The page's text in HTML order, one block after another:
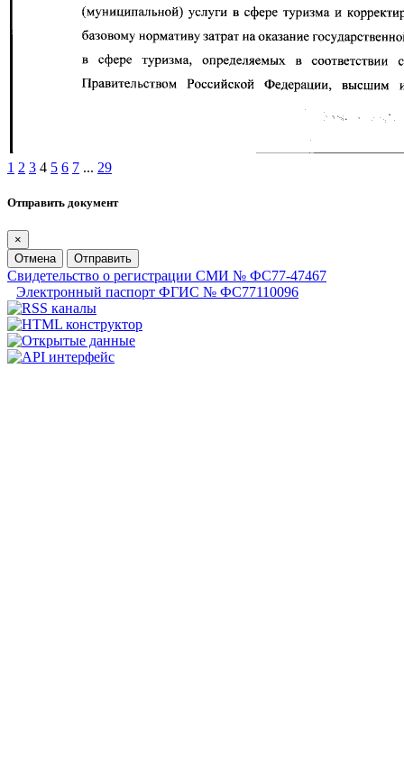
1 2 3 4 5 6 7 ... 29
Отправить документ
×
Отмена
Отправить
Свидетельство о регистрации СМИ № ФС77-47467
Электронный паспорт ФГИС № ФС77110096